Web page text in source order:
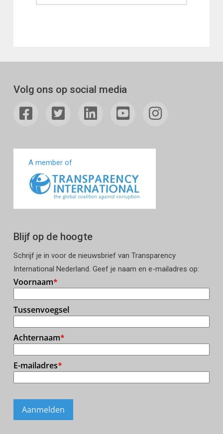
Volg ons op social media
A member of
Blijf op de hoogte
Schrijf je in voor de nieuwsbrief van Transparency
International Nederland. Geef je naam en e-mailadres op: